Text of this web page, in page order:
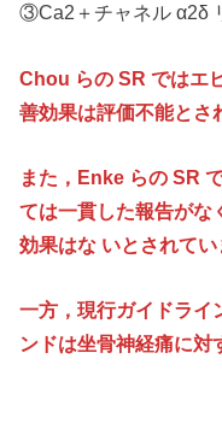
③Ca2＋チャネル α2δ
Chou らの SR ではエ
善効果は評価不能とさ
また，Enke らの SR
ては一貫した報告がな
効果はな いとされてい
一方，現行ガイドライ
ンドは坐骨神経痛に対